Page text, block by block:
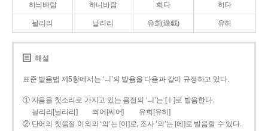
하늬바람 하니바람 희다 히다
늴리리 닐리리 유희(遊戱) 유히
해설
표준 발음법 제5항에서는 ‘ㅢ’의 발음을 다음과 같이 규정하고 있다.
① 자음을 첫소리로 가지고 있는 음절의 ‘ㅢ’는 [ㅣ]로 발음한다.
늴리리[닐리리]
씌어[씨어]
유희[유히]
② 단어의 첫음절 이외의 ‘의’는 [이]로, 조사 ‘의’는 [에]로 발음할 수 있다.